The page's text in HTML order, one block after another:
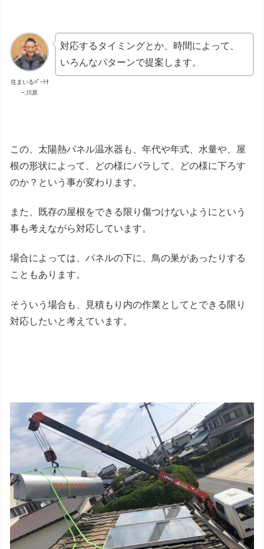
住まいるﾊﾟｰﾄﾅ
ｰ:川原
対応するタイミングとか、時間によって、
いろんなパターンで提案します。
この、太陽熱パネル温水器も、年代や年式、水量や、屋
根の形状によって、どの様にバラして、どの様に下ろす
のか？という事が変わります。
また、既存の屋根をできる限り傷つけないようにという
事も考えながら対応しています。
場合によっては、パネルの下に、鳥の巣があったりする
こともあります。
そういう場合も、見積もり内の作業としてとできる限り
対応したいと考えています。